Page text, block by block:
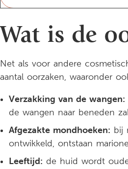
Wat is de
Net als voor andere
aantal oorzaken, waaronder
Verzakking van de wangen:
de wangen naar beneden
Afgezakte mondhoeken: bij
ontwikkeld, ontstaan
Leeftijd: de huid wordt